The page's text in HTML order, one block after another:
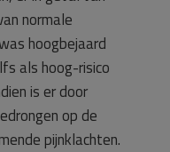
normale
hoogbejaard
als hoog-risico
is er door
op de
pijnklachten.